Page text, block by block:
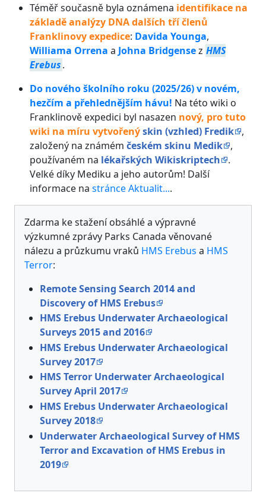
Téměř současně byla oznámena identifikace na
základě analýzy DNA dalších tří členů
Franklinovy expedice: Davida Younga,
Williama Orrena a Johna Bridgensez HMS
Erebus.
Do nového školního roku (2025/26) v novém,
hezčím a přehlednějším hávu! Na této wiki o
Franklinově expedici byl nasazen nový, pro tuto
wiki na míru vytvořenýskin (vzhled) Fredik
,
založený na známém českém skinu Medik
,
používaném na lékařských Wikiskriptech
.
Velké díky Mediku a jeho autorům! Další
informace na stránce Aktualit....
Zdarma ke stažení obsáhlé a výpravné
výzkumné zprávy Parks Canada věnované
nálezu a průzkumu vraků HMS Erebus a HMS
Terror:
Remote Sensing Search 2014 and
Discovery of HMS Erebus
HMS Erebus Underwater Archaeological
Surveys 2015 and 2016
HMS Erebus Underwater Archaeological
Survey 2017
HMS Terror Underwater Archaeological
Survey April 2017
HMS Erebus Underwater Archaeological
Survey 2018
Underwater Archaeological Survey of HMS
Terror and Excavation of HMS Erebus in
2019